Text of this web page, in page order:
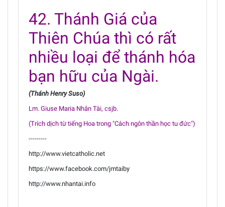
42. Thánh Giá của
Thiên Chúa thì có rất
nhiều loại để thánh hóa
bạn hữu của Ngài.
(Thánh Henry Suso)
Lm. Giuse Maria Nhân Tài, csjb.
(Trích dịch từ tiếng Hoa trong "Cách ngôn thần học tu đức")
---------
http://www.vietcatholic.net
https://www.facebook.com/jmtaiby
http://www.nhantai.info